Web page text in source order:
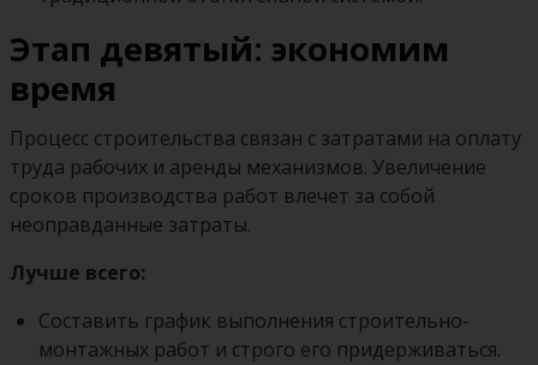
Этап девятый: экономим
время
Процесс строительства связан с затратами на оплату
труда рабочих и аренды механизмов. Увеличение
сроков производства работ влечет за собой
неоправданные затраты.
Лучше всего:
Составить график выполнения строительно-
монтажных работ и строго его придерживаться.